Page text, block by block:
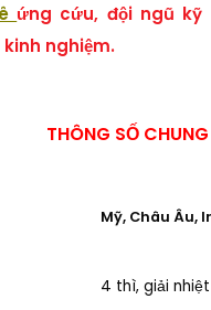
ứng cứu, đội ngũ kỹ
nghiệm.
THÔNG SỐ
Mỹ, Châu Âu,
4 thì, giải